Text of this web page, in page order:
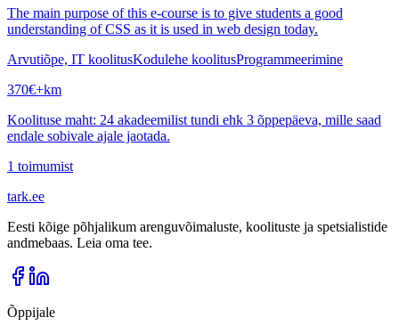
The main purpose of this e-course is to give students a good
understanding of CSS as it is used in web design today.
Arvutiõpe, IT koolitusKodulehe koolitusProgrammeerimine
370€+km
Koolituse maht: 24 akadeemilist tundi ehk 3 õppepäeva, mille saad
endale sobivale ajale jaotada.
1 toimumist
tark.ee
Eesti kõige põhjalikum arenguvõimaluste, koolituste ja spetsialistide
andmebaas. Leia oma tee.
Õppijale